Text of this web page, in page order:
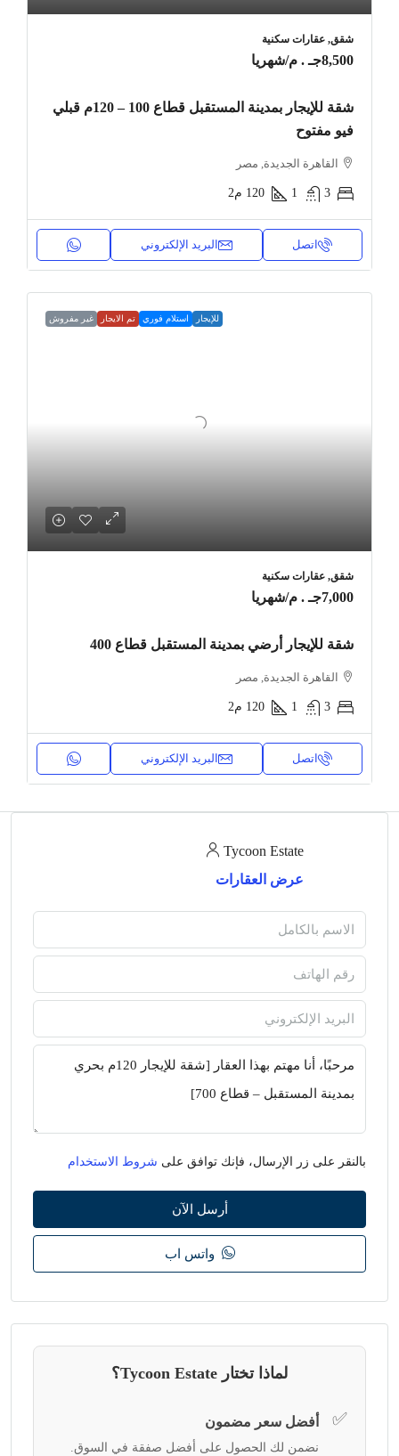
شقق, عقارات سكنية
8,500جـ . م /شهريا
شقة للإيجار بمدينة المستقبل قطاع 100 – 120م قبلي
فيو مفتوح
القاهرة الجديدة, مصر
3
1
120 م2
اتصل البريد الإلكتروني
للإيجار استلام فوري تم الايجار غير مفروش
شقق, عقارات سكنية
7,000جـ . م /شهريا
شقة للإيجار أرضي بمدينة المستقبل قطاع 400
القاهرة الجديدة, مصر
3
1
120 م2
اتصل البريد الإلكتروني
Tycoon Estate
عرض العقارات
بالنقر على زر الإرسال، فإنك توافق على شروط الاستخدام
أرسل الآن
واتس اب
لماذا تختار Tycoon Estate؟
✅ أفضل سعر مضمون
نضمن لك الحصول على أفضل صفقة في السوق.